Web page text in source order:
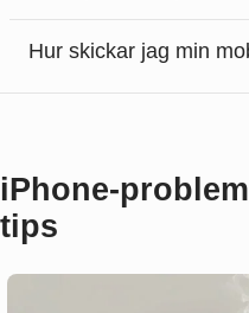
Hur skickar jag min
tips